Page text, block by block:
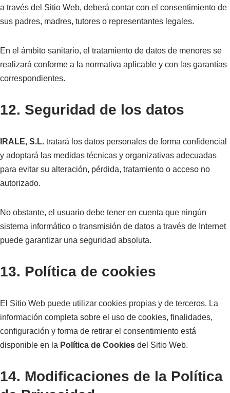
a través del Sitio Web, deberá contar con el consentimiento de
sus padres, madres, tutores o representantes legales.
En el ámbito sanitario, el tratamiento de datos de menores se
realizará conforme a la normativa aplicable y con las garantías
correspondientes.
12. Seguridad de los datos
IRALE, S.L. tratará los datos personales de forma confidencial
y adoptará las medidas técnicas y organizativas adecuadas
para evitar su alteración, pérdida, tratamiento o acceso no
autorizado.
No obstante, el usuario debe tener en cuenta que ningún
sistema informático o transmisión de datos a través de Internet
puede garantizar una seguridad absoluta.
13. Política de cookies
El Sitio Web puede utilizar cookies propias y de terceros. La
información completa sobre el uso de cookies, finalidades,
configuración y forma de retirar el consentimiento está
disponible en la Política de Cookies del Sitio Web.
14. Modificaciones de la Política